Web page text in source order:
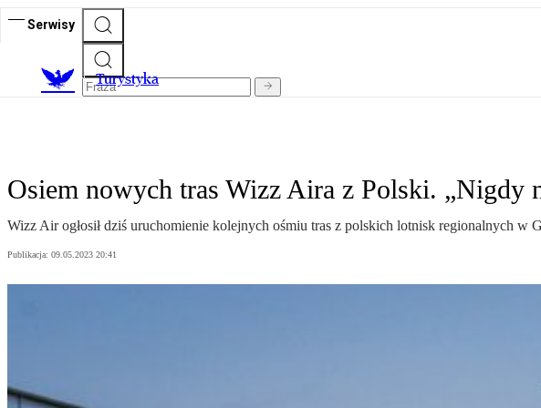
Serwisy
Turystyka
Osiem nowych tras Wizz Aira z Polski. „Nigdy
Wizz Air ogłosił dziś uruchomienie kolejnych ośmiu tras z polskich lotnisk regionalnych
Publikacja: 09.05.2023 20:41